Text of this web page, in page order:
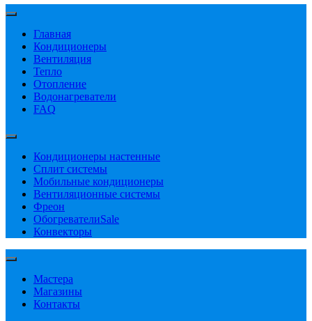
Главная
Кондиционеры
Вентиляция
Тепло
Отопление
Водонагреватели
FAQ
Кондиционеры настенные
Сплит системы
Мобильные кондиционеры
Вентиляционные системы
Фреон
ОбогревателиSale
Конвекторы
Мастера
Магазины
Контакты